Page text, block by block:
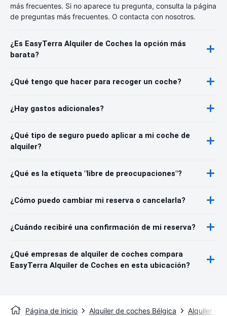
más frecuentes. Si no aparece tu pregunta, consulta la página
de preguntas más frecuentes. O contacta con nosotros.
¿Es EasyTerra Alquiler de Coches la opción más
barata?
¿Qué tengo que hacer para recoger un coche?
¿Hay gastos adicionales?
¿Qué tipo de seguro puedo aplicar a mi coche de
alquiler?
¿Qué es la etiqueta "libre de preocupaciones"?
¿Cómo puedo cambiar mi reserva o cancelarla?
¿Cuándo recibiré una confirmación de mi reserva?
¿Qué empresas de alquiler de coches compara
EasyTerra Alquiler de Coches en esta ubicación?
Página de inicio Alquiler de coches Bélgica Alquiler de